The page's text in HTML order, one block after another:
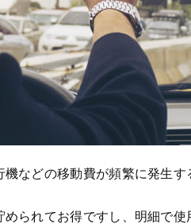
機などの移動費が頻繁に発生
められてお得ですし、明細で